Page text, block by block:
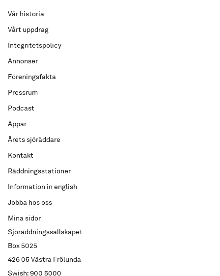
Sjöräddningssällskapet
Box 5025
426 05 Västra Frölunda
Swish: 900 5000
Vår historia
Vårt uppdrag
Integritetspolicy
Annonser
Föreningsfakta
Pressrum
Podcast
Appar
Årets sjöräddare
Kontakt
Räddningsstationer
Information in english
Jobba hos oss
Mina sidor